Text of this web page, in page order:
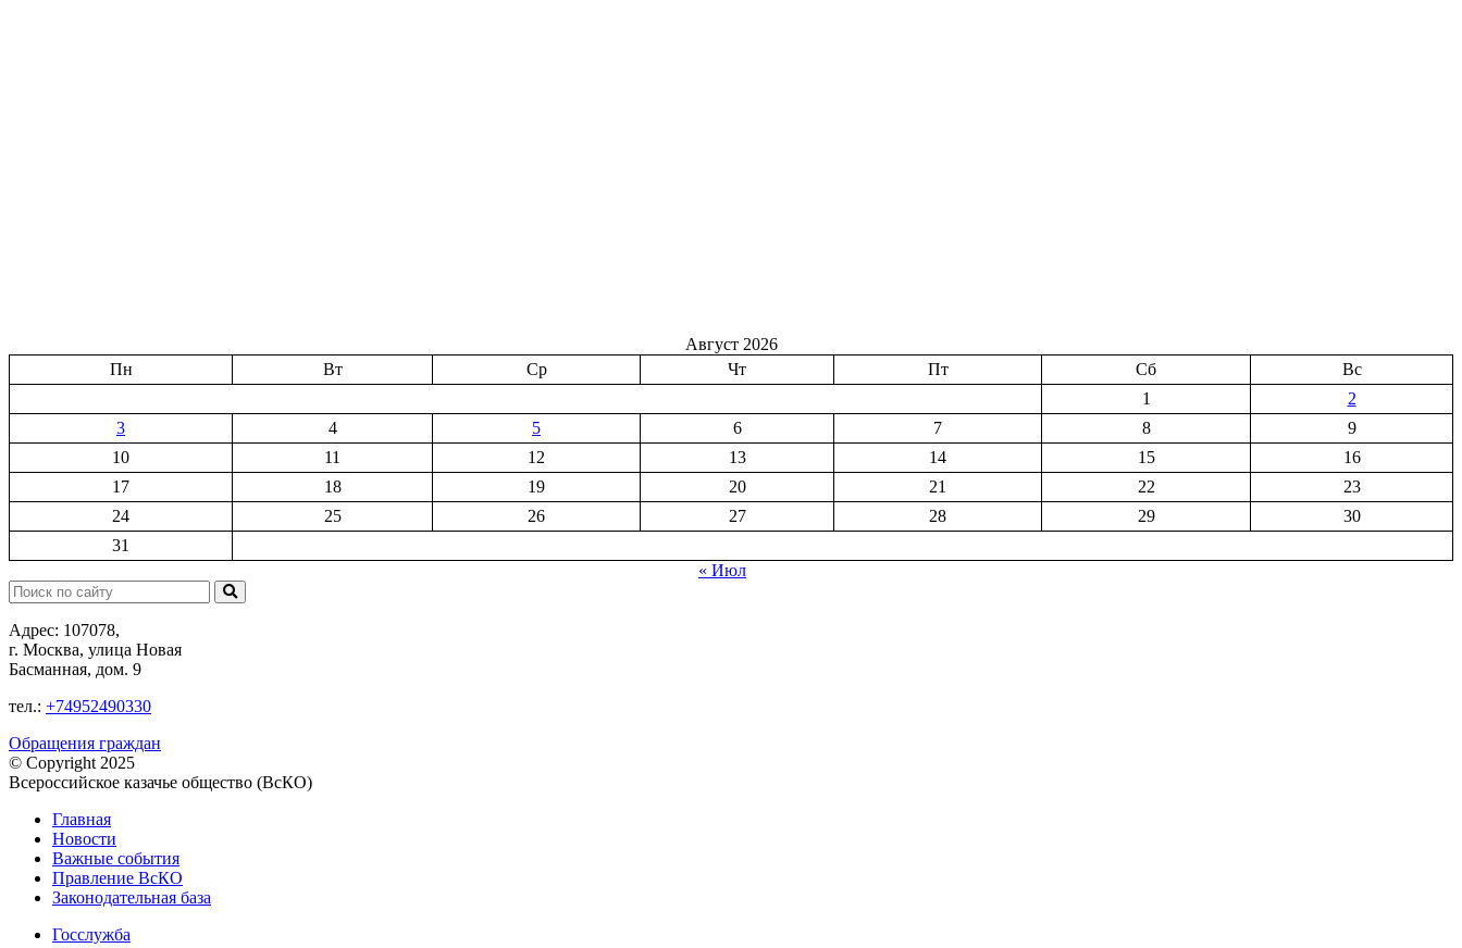
Август 2026
Пн
Вт Ср Чт Пт Сб
Вс
1
2
3
4 5 6 7 8
9
10
11 12 13 14 15
16
17
18 19 20 21 22
23
24
25 26 27 28 29
30
31
« Июл
Поиск:
Адрес: 107078,
г. Москва, улица Новая
Басманная, дом. 9
тел.: +74952490330
Обращения граждан
© Copyright 2025
Всероссийское казачье общество (ВсКО)
Главная
Новости
Важные события
Правление ВсКО
Законодательная база
Госслужба